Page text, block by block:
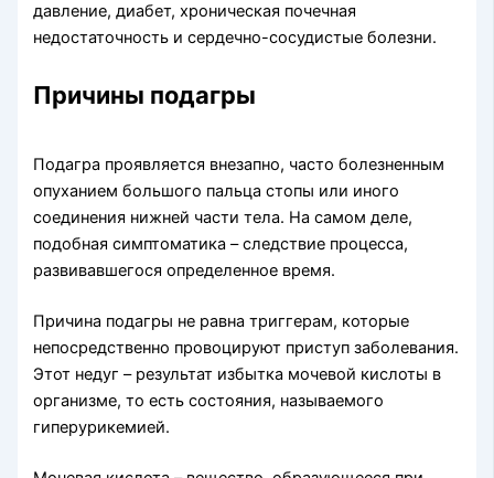
давление, диабет, хроническая почечная
недостаточность и сердечно-сосудистые болезни.
Причины подагры
Подагра проявляется внезапно, часто болезненным
опуханием большого пальца стопы или иного
соединения нижней части тела. На самом деле,
подобная симптоматика – следствие процесса,
развивавшегося определенное время.
Причина подагры не равна триггерам, которые
непосредственно провоцируют приступ заболевания.
Этот недуг – результат избытка мочевой кислоты в
организме, то есть состояния, называемого
гиперурикемией.